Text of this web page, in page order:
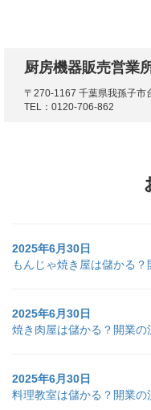
厨房機器販売営業
〒270-1167 千葉県我孫子市
TEL：0120-706-862
2025年6月30日
もんじゃ焼き屋は儲かる
2025年6月30日
焼き肉屋は儲かる？開業の
2025年6月30日
料理教室は儲かる？開業の